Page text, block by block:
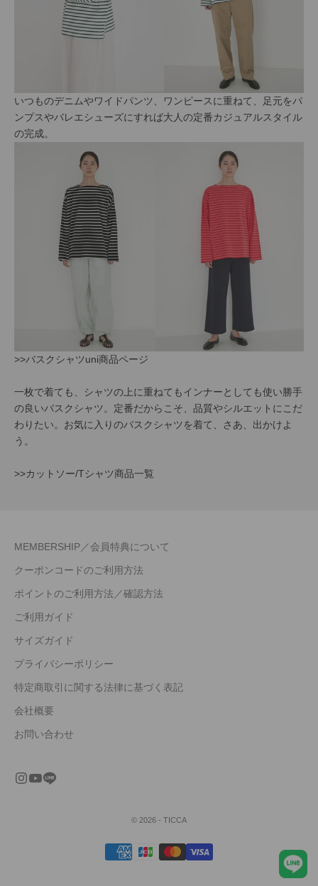
いつものデニムやワイドパンツ、ワンピースに重ねて、足元をパ
ンプスやバレエシューズにすれば大人の定番カジュアルスタイル
の完成。
>>バスクシャツuni商品ページ
一枚で着ても、シャツの上に重ねてもインナーとしても使い勝手
の良いバスクシャツ。定番だからこそ、品質やシルエットにこだ
わりたい。お気に入りのバスクシャツを着て、さあ、出かけよ
う。
>>カットソー/Tシャツ商品一覧
MEMBERSHIP／会員特典について
クーポンコードのご利用方法
ポイントのご利用方法／確認方法
ご利用ガイド
サイズガイド
プライバシーポリシー
特定商取引に関する法律に基づく表記
会社概要
お問い合わせ
© 2026 - TICCA